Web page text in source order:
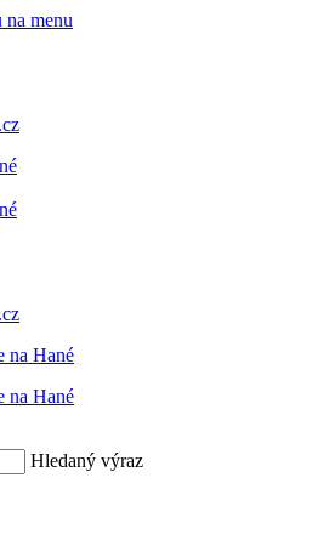
na menu
na Hané
na Hané
Hledaný výraz